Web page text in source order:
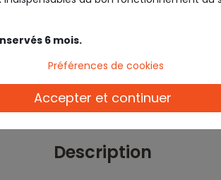
Description
6 mois.
Préférences de cookies
Accepter et continuer